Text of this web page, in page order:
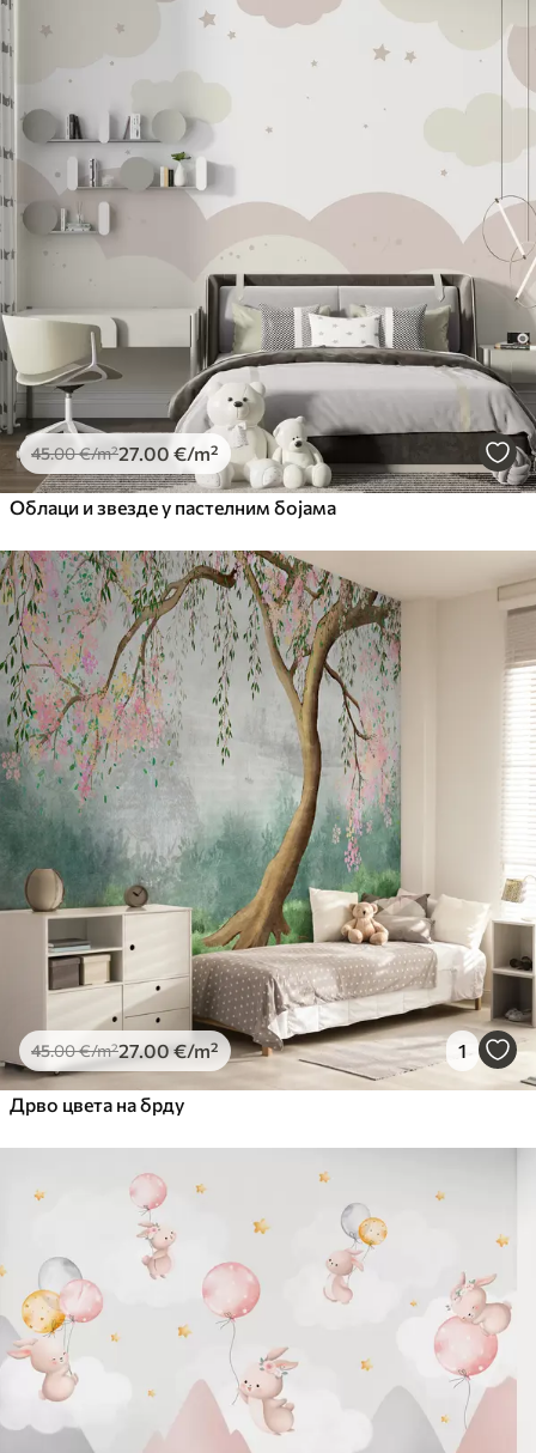
45.00€/m²27 .00 €/m²
Облаци и звезде у пастелним бојама
45.00€/m²27.00 €/m² 1
Дрво цвета на брду